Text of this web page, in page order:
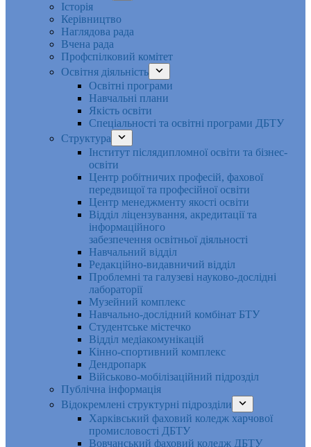
Історія
Керівництво
Наглядова рада
Вчена рада
Профспілковий комітет
Освітня діяльність
Освітні програми
Навчальні плани
Якість освіти
Спеціальності та освітні програми ДБТУ
Структура
Інститут післядипломної освіти та бізнес-
освіти
Центр робітничих професій, фахової
передвищої та професійної освіти
Центр менеджменту якості освіти
Відділ ліцензування, акредитації та
інформаційного
забезпечення освітньої діяльності
Навчальний відділ
Редакційно-видавничий відділ
Проблемні та галузеві науково-дослідні
лабораторії
Музейний комплекс
Навчально-дослідний комбінат БТУ
Студентське містечко
Відділ медіакомунікацій
Кінно-спортивний комплекс
Дендропарк
Військово-мобілізаційний підрозділ
Публічна інформація
Відокремлені структурні підрозділи
Харківський фаховий коледж харчової
промисловості ДБТУ
Вовчанський фаховий коледж ДБТУ